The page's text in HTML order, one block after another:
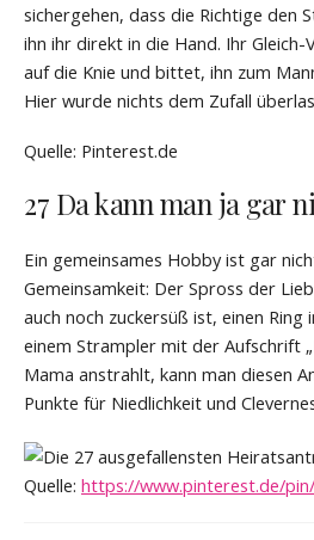
sichergehen, dass die Richtige den
ihn ihr direkt in die Hand. Ihr
auf die Knie und bittet, ihn zum
Hier wurde nichts dem Zufall
Quelle: Pinterest.de
27 Da kann man ja gar
Ein gemeinsames Hobby ist gar
Gemeinsamkeit: Der Spross der
auch noch zuckersüß ist, einen Ring
einem Strampler mit der Aufschrift
Mama anstrahlt, kann man diesen
Punkte für Niedlichkeit und
Quelle: https://www.pinterest.de/